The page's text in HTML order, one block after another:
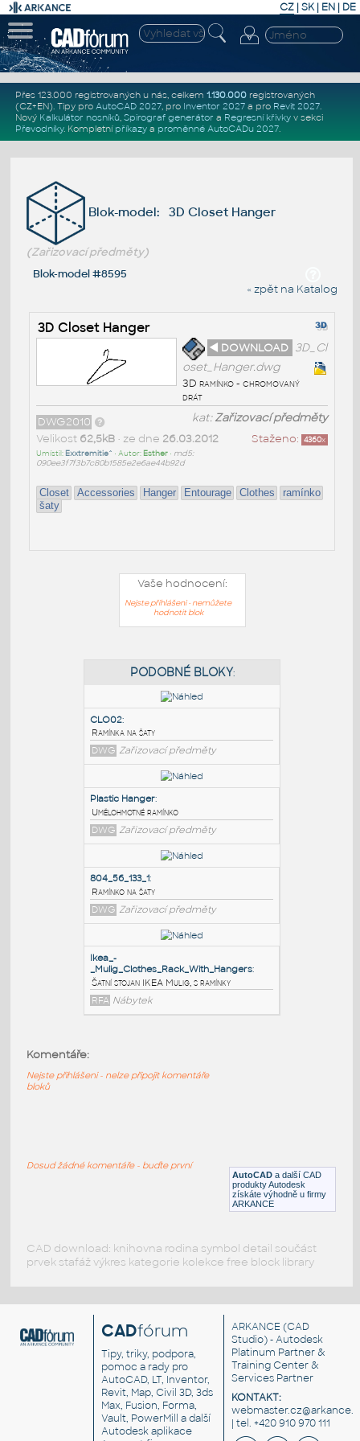
CZ | SK| EN | DE
Přes 123.000 registrovaných u nás, celkem 1.130.000registrovaných
(CZ+EN). Tipy pro AutoCAD 2027, pro Inventor 2027a pro Revit 2027.
Nový Kalkulátor nosníků, Spirograf generátor a Regresní křivkyv sekci
Převodníky. Kompletní příkazya proměnné AutoCADu 2027.
Blok-model: 3D Closet Hanger
(Zařizovací předměty)
Blok-model #8595
« zpět na Katalog
3D Closet Hanger
◄ DOWNLOAD 3D_Cl
oset_Hanger.dwg
3D ramínko - chromovaný
drát
kat:Zařizovací předměty
DWG2010
Staženo: 4360x
Velikost 62,5kB• ze dne 26.03.2012
Umístil: Exxtremitie^ • Autor: Esther• md5:
090ee3f7f3b7c80b1585e2e6ae44b92d
Closet Accessories Hanger Entourage Clothes
ramínko
šaty
Vaše hodnocení:
Nejste přihlášeni - nemůžete
hodnotit blok
PODOBNÉ BLOKY:
CLO02:
Ramínka na šaty
DWG Zařizovací předměty
Plastic Hanger:
Umělohmotné ramínko
DWG Zařizovací předměty
DWG
Zařizovací předměty
AutoCAD a další CAD
produkty Autodesk
získáte výhodně u firmy
ARKANCE
Komentáře:
Nejste přihlášeni - nelze připojit komentáře
bloků
Dosud žádné komentáře - buďte první
CAD download: knihovna rodina symbol detail součást
prvek stafáž výkres kategorie kolekce free block library
CADfórum
Tipy, triky, podpora,
pomoc a rady pro
AutoCAD, LT, Inventor,
Revit, Map, Civil 3D, 3ds
Max, Fusion, Forma,
Vault, PowerMill a další
Autodesk aplikace
ARKANCE (CAD
Studio) - Autodesk
Platinum Partner &
Training Center &
Services Partner
KONTAKT:
| tel. +420 910 970 111